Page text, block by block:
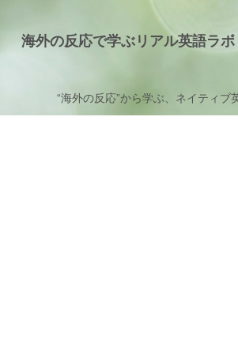
海外の反応で学ぶリアル英語ラ
“海外の反応”から学ぶ、ネイティブ